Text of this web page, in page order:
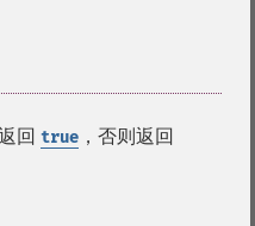
回 true ，否则返回